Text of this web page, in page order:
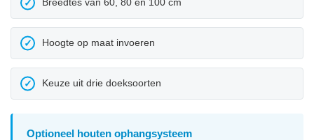
✓
✓ Hoogte op maat invoeren
✓ Keuze uit drie doeksoorten
Optioneel houten ophangsysteem